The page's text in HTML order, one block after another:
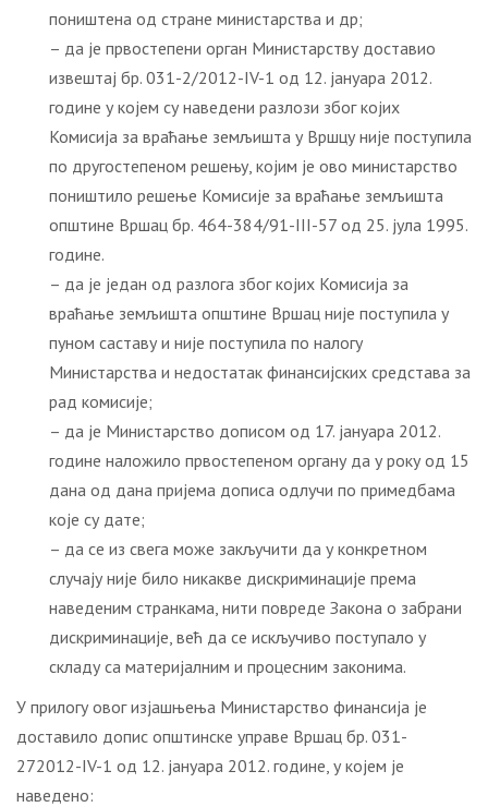
поништена од стране министарства и др;
– да је првостепени орган Министарству доставио
извештај бр. 031-2/2012-IV-1 oд 12. јaнуaрa 2012.
гoдинe у којем су наведени разлози због којих
Комисија за враћање земљишта у Вршцу није поступила
по другостепеном решењу, којим је ово министарство
поништило решење Комисије за враћање земљишта
општине Вршац бр. 464-384/91-III-57 од 25. јула 1995.
године.
– да је један од разлога због којих Комисија за
враћање земљишта општине Вршац није поступила у
пуном саставу и није поступила по налогу
Министарства и недостатак финансијских средстава за
рад комисије;
– да је Министарство дописом од 17. јануара 2012.
године наложило првостепеном органу да у року од 15
дана од дана пријема дописа одлучи по примедбама
које су дате;
– да се из свега може закључити да у конкретном
случају није било никакве дискриминације према
наведеним странкама, нити повреде Закона о забрани
дискриминације, већ да се искључиво поступало у
складу са материјалним и процесним законима.
У прилогу овог изјашњења Министарство финансија је
доставило допис општинске управе Вршац бр. 031-
272012-IV-1 од 12. јануара 2012. године, у којем је
наведено: